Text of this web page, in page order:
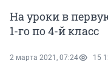
На уроки в
1-го по 4-й класс
2 марта 2021, 07:24 15